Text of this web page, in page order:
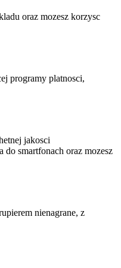
oraz mozesz korzysc
programy platnosci,
jakosci
smartfonach oraz mozesz
nienagrane, z